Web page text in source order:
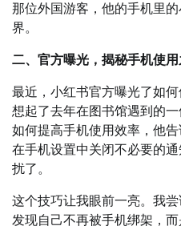
那位外国游客，他的手机里
界。
二、官方曝光，揭秘手机使
最近，小红书官方曝光了如
想起了去年在图书馆遇到的
如何提高手机使用效率，他
在手机设置中关闭不必要的
扰了。
这个技巧让我眼前一亮。我
发现自己不再被手机绑架，